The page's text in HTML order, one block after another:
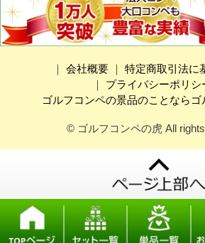
｜ 会社概要｜ 特定商取引法に
｜ プライバシーポリシ
ゴルフコンペの景品のことなら
© ゴルフコンペの虎 All